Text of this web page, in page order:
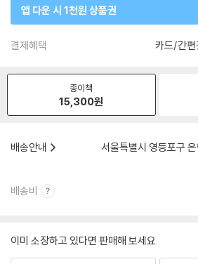
앱 다운 시 1천원 상품권
결제혜택 카드/간편
종이책
15,300원
배송안내
서울특별시 영등포구
배송비
이미 소장하고 있다면 판매해 보세요.